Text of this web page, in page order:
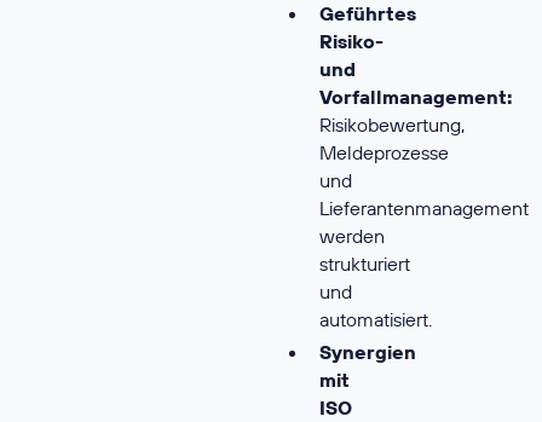
Geführtes
Risiko-
und
Vorfallmanagement:
Risikobewertung,
Meldeprozesse
und
Lieferantenmanagement
werden
strukturiert
und
automatisiert.
Synergien
mit
ISO